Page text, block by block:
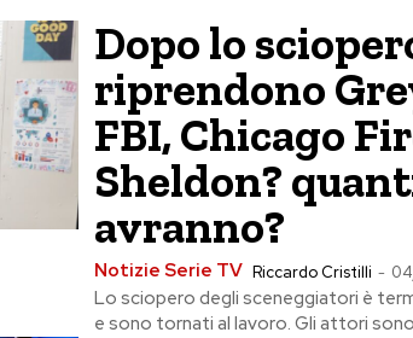
Dopo lo
riprendono
FBI, Chicago
Sheldon?
avranno?
Notizie Serie TV Riccardo Cristilli -
Lo sciopero degli sceneggiatori è
e sono tornati al lavoro. Gli attori